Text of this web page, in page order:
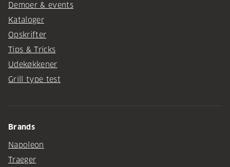
Demoer & events
Kataloger
Opskrifter
Tips & Tricks
Udekøkkener
Grill type test
Brands
Napoleon
Traeger